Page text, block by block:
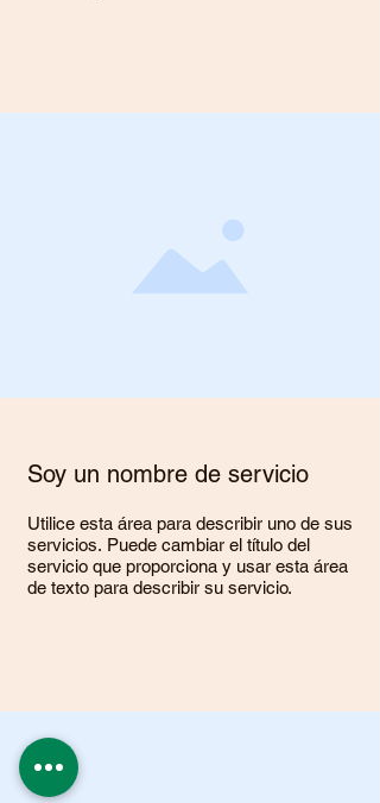
Soy un nombre de servicio
Utilice esta área para describir uno de sus
servicios. Puede cambiar el título del
servicio que proporciona y usar esta área
de texto para describir su servicio.